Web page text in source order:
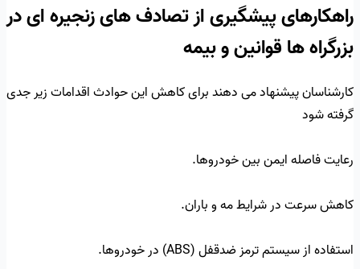
راهکارهای پیشگیری از تصادف های زنجیره ای در
بزرگراه ها قوانین و بیمه
کارشناسان پیشنهاد می دهند برای کاهش این حوادث اقدامات زیر جدی
گرفته شود
رعایت فاصله ایمن بین خودروها.
کاهش سرعت در شرایط مه و باران.
استفاده از سیستم ترمز ضدقفل (ABS) در خودروها.